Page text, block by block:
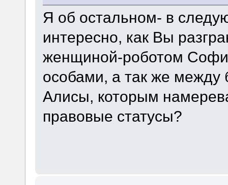
Я об остальном- в
интересно, как Вы
женщиной-роботом
особами, а так же между
Алисы, которым
правовые статусы?